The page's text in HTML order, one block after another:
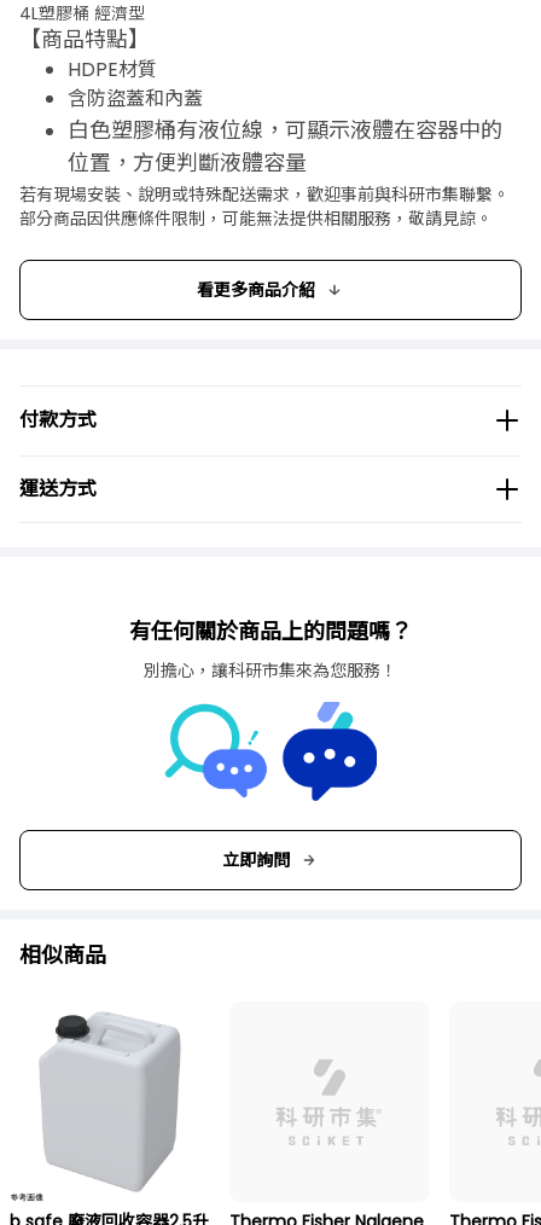
4L塑膠桶 經濟型
【商品特點】
HDPE材質
含防盜蓋和內蓋
白色塑膠桶有液位線，可顯示液體在容器中的
位置，方便判斷液體容量
【商品規格】
底部長、寬(mm) : 170*115
高度(mm) 280
標準款180g、加厚款210g
若有現場安裝、說明或特殊配送需求，歡迎事前與科研市集聯繫。
部分商品因供應條件限制，可能無法提供相關服務，敬請見諒。
看更多商品介紹
付款方式
運送方式
有任何關於商品上的問題嗎？
別擔心，讓科研市集來為您服務！
立即詢問
相似商品